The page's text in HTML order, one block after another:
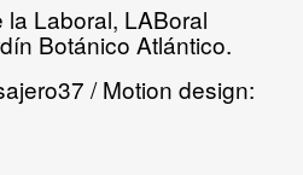
la Laboral, LABoral
Botánico Atlántico.
/Motion design: